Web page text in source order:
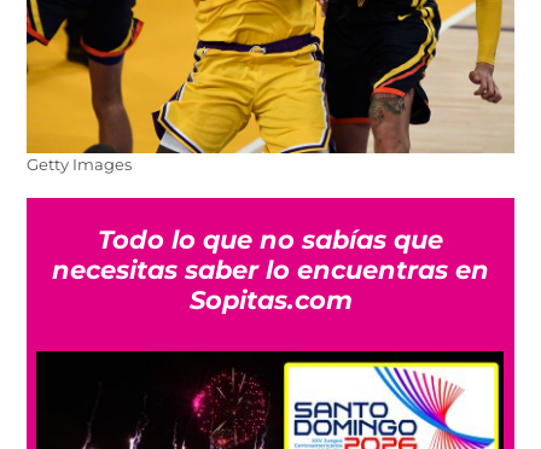
Getty Images
Todo lo que no sabías que
necesitas saber lo encuentras en
Sopitas.com